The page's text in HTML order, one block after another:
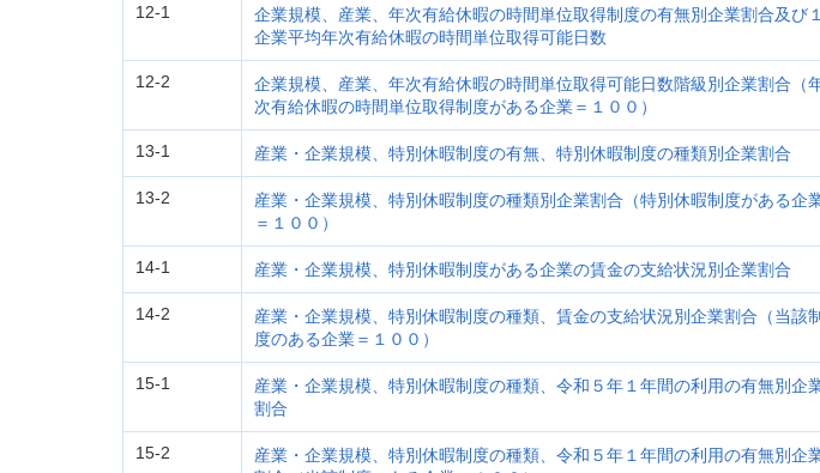
12-1
企業規模、産業、年次有給休暇の時間単位取得制度の有無別企業割合及び１
企業平均年次有給休暇の時間単位取得可能日数
12-2
企業規模、産業、年次有給休暇の時間単位取得可能日数階級別企業割合（
次有給休暇の時間単位取得制度がある企業＝１００）
13-1 産業・企業規模、特別休暇制度の有無、特別休暇制度の種類別企業割合
13-2
産業・企業規模、特別休暇制度の種類別企業割合（特別休暇制度がある企
＝１００）
14-1 産業・企業規模、特別休暇制度がある企業の賃金の支給状況別企業割合
14-2
産業・企業規模、特別休暇制度の種類、賃金の支給状況別企業割合（当該制
度のある企業＝１００）
15-1
産業・企業規模、特別休暇制度の種類、令和５年１年間の利用の有無別企
割合
15-2
産業・企業規模、特別休暇制度の種類、令和５年１年間の利用の有無別企